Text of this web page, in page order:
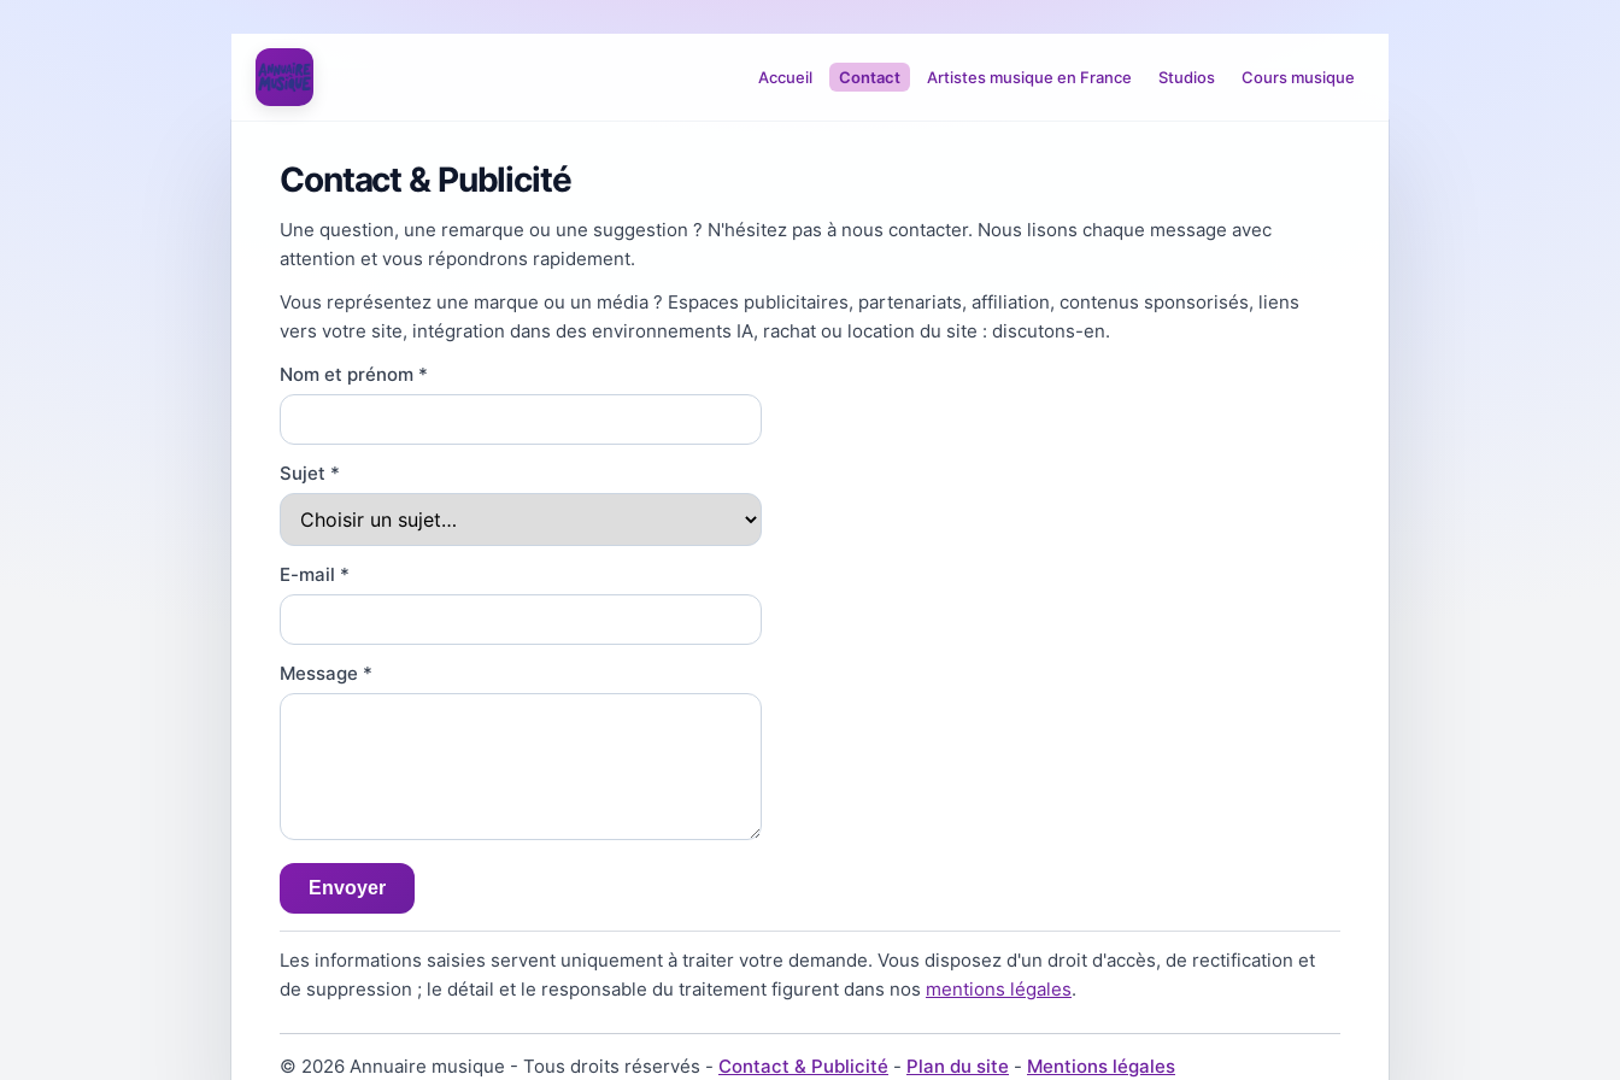
Accueil Contact Artistes musique en France Studios Cours musique
Contact & Publicité
Une question, une remarque ou une suggestion ? N'hésitez pas à nous contacter. Nous lisons chaque message avec
attention et vous répondrons rapidement.
Vous représentez une marque ou un média ? Espaces publicitaires, partenariats, affiliation, contenus sponsorisés, liens
vers votre site, intégration dans des environnements IA, rachat ou location du site : discutons-en.
Nom et prénom *
Sujet *
E-mail *
Message *
Envoyer
Les informations saisies servent uniquement à traiter votre demande. Vous disposez d'un droit d'accès, de rectification et
de suppression ; le détail et le responsable du traitement figurent dans nos mentions légales.
© 2026 Annuaire musique - Tous droits réservés - Contact & Publicité - Plan du site - Mentions légales